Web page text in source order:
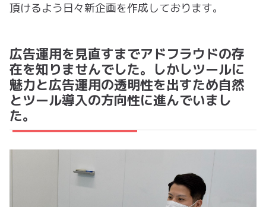
頂けるよう日々新企画を作成しております。
広告運用を見直すまでアドフラウドの存
在を知りませんでした。しかしツールに
魅力と広告運用の透明性を出すため自然
とツール導入の方向性に進んでいまし
た。